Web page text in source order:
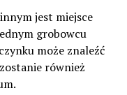
jest miejsce
grobowcu
może znaleźć
również